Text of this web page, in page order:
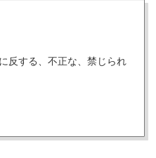
反する、不正な、禁じられ